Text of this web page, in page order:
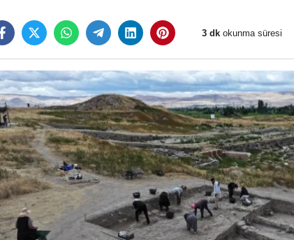
3 dk okunma süresi